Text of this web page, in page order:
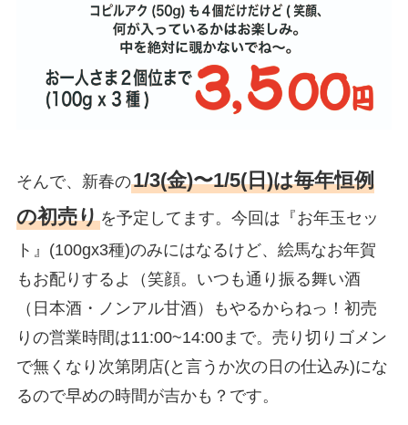
そんで、新春の1/3(金)〜1/5(日)は毎年恒例
の初売りを予定してます。今回は『お年玉セッ
ト』(100gx3種)のみにはなるけど、絵馬なお年賀
もお配りするよ（笑顔。いつも通り振る舞い酒
（日本酒・ノンアル甘酒）もやるからねっ！初売
りの営業時間は11:00~14:00まで。売り切りゴメン
で無くなり次第閉店(と言うか次の日の仕込み)にな
るので早めの時間が吉かも？です。